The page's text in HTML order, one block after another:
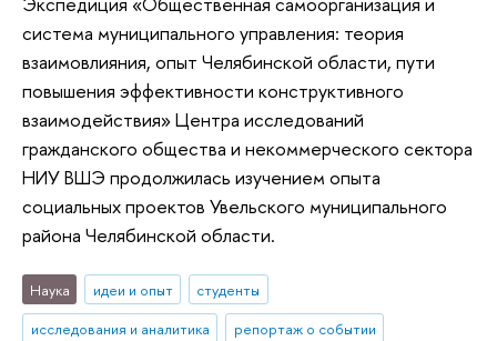
система муниципального управления: теория
взаимовлияния, опыт Челябинской области, пути
повышения эффективности конструктивного
взаимодействия» Центра исследований
гражданского общества и некоммерческого сектора
НИУ ВШЭ продолжилась изучением опыта
социальных проектов Увельского муниципального
района Челябинской области.
Наука идеи и опыт
студенты
исследования и аналитика
репортаж о событии